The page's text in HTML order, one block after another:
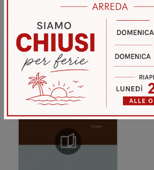
Sfoglia i cataloghi